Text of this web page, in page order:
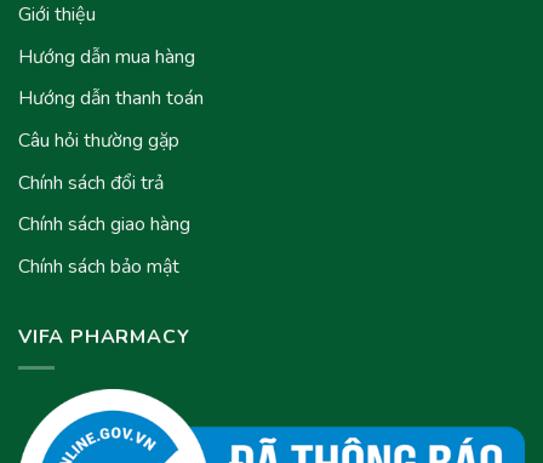
Giới thiệu
Hướng dẫn mua hàng
Hướng dẫn thanh toán
Câu hỏi thường gặp
Chính sách đổi trả
Chính sách giao hàng
Chính sách bảo mật
VIFA PHARMACY